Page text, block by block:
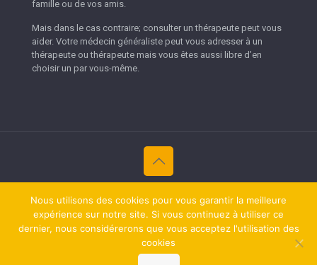
famille ou de vos amis.
Mais dans le cas contraire; consulter un thérapeute peut vous
aider. Votre médecin généraliste peut vous adresser à un
thérapeute ou thérapeute mais vous êtes aussi libre d’en
choisir un par vous-même.
Privium – Des services qui soutiennent vos soins. Pour
psychologues, psychotherapeutes et hypnotherapeutes.
RGPD - Politique de Protection de la Vie Privée
RGPD - Politique de Protection de la Vie Privée
Nous utilisons des cookies pour vous garantir la meilleure
expérience sur notre site. Si vous continuez à utiliser ce
dernier, nous considérerons que vous acceptez l'utilisation des
cookies